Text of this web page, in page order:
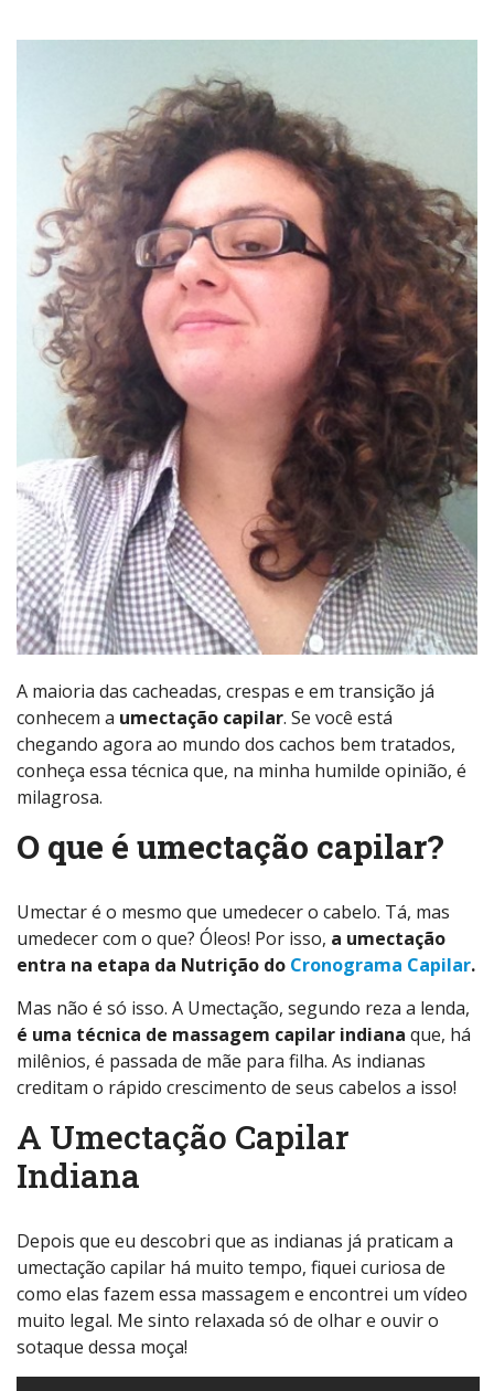
A maioria das cacheadas, crespas e em transição já
conhecem a umectação capilar. Se você está
chegando agora ao mundo dos cachos bem tratados,
conheça essa técnica que, na minha humilde opinião, é
milagrosa.
O que é umectação capilar?
Umectar é o mesmo que umedecer o cabelo. Tá, mas
umedecer com o que? Óleos! Por isso, a umectação
entra na etapa da Nutrição do Cronograma Capilar.
Mas não é só isso. A Umectação, segundo reza a lenda,
é uma técnica de massagem capilar indiana que, há
milênios, é passada de mãe para filha. As indianas
creditam o rápido crescimento de seus cabelos a isso!
A Umectação Capilar
Indiana
Depois que eu descobri que as indianas já praticam a
umectação capilar há muito tempo, fiquei curiosa de
como elas fazem essa massagem e encontrei um vídeo
muito legal. Me sinto relaxada só de olhar e ouvir o
sotaque dessa moça!